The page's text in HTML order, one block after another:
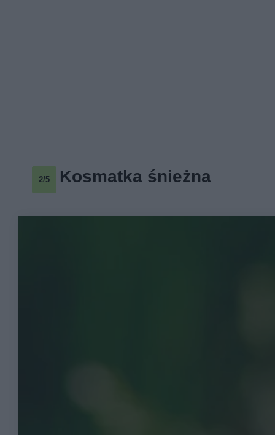
2/5 Kosmatka śnieżna